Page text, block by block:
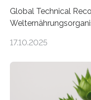
Global Technical
aber Krankheiten
und dem Gartenbau
daher entscheidend,
17.10.2025